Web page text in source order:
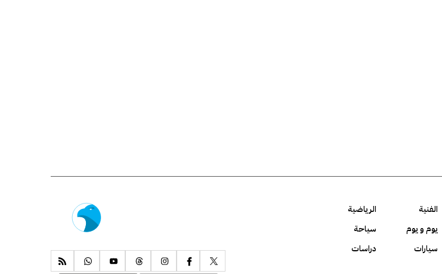
الفنية
الرياضية
يوم و يوم
سياحة
سيارات
دراسات